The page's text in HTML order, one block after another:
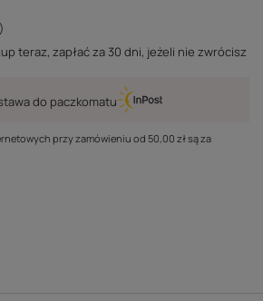
)
teraz, zapłać za 30 dni, jeżeli nie zwrócisz
do paczkomatu
przy zamówieniu od 50,00 złsą za